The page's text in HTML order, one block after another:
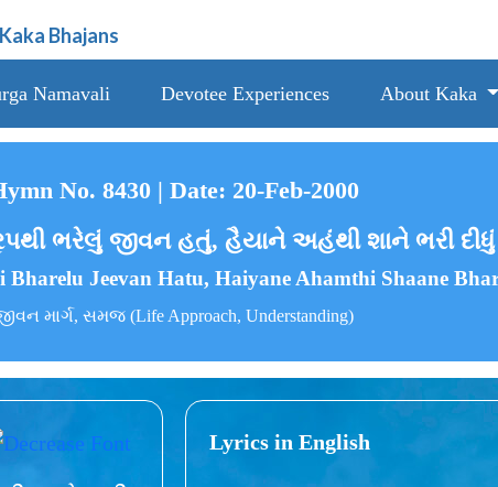
Kaka Bhajans
Namavali Devotee Experiences About Kaka
No. 8430 | Date: 20-Feb-2000
ભરેલું જીવન હતું, હૈયાને અહંથી શાને ભરી દીધું
Jeevan Hatu, Haiyane Ahamthi Shaane
માર્ગ, સમજ (Life Approach, Understanding)
Lyrics in English